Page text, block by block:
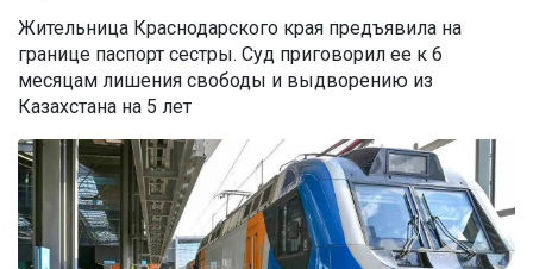
Жительница Краснодарского края предъявила на
границе паспорт сестры. Суд приговорил ее к 6
месяцам лишения свободы и выдворению из
Казахстана на 5 лет